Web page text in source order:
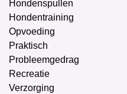
Hondenspullen
Hondentraining
Opvoeding
Praktisch
Probleemgedrag
Recreatie
Verzorging